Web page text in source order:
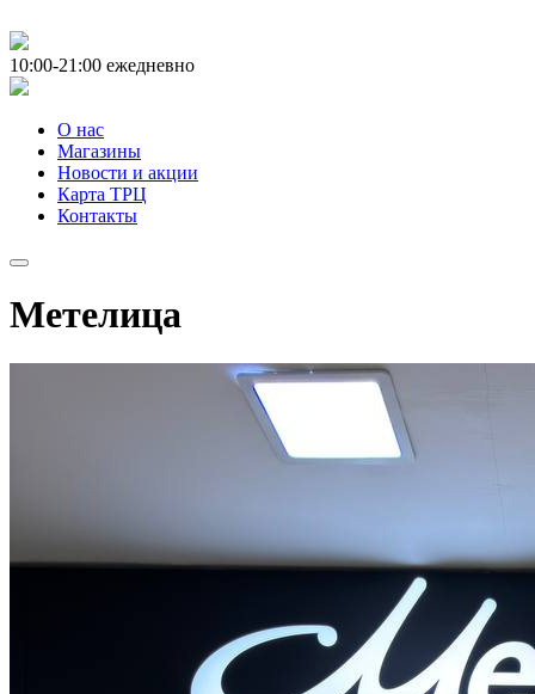
10:00-21:00 ежедневно
О нас
Магазины
Новости и акции
Карта ТРЦ
Контакты
Метелица